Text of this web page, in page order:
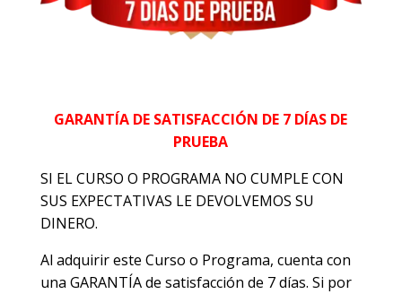
GARANTÍA DE SATISFACCIÓN DE 7 DÍAS DE
PRUEBA
SI EL CURSO O PROGRAMA NO CUMPLE CON
SUS EXPECTATIVAS LE DEVOLVEMOS SU
DINERO.
Al adquirir este Curso o Programa, cuenta con
una GARANTÍA de satisfacción de 7 días. Si por